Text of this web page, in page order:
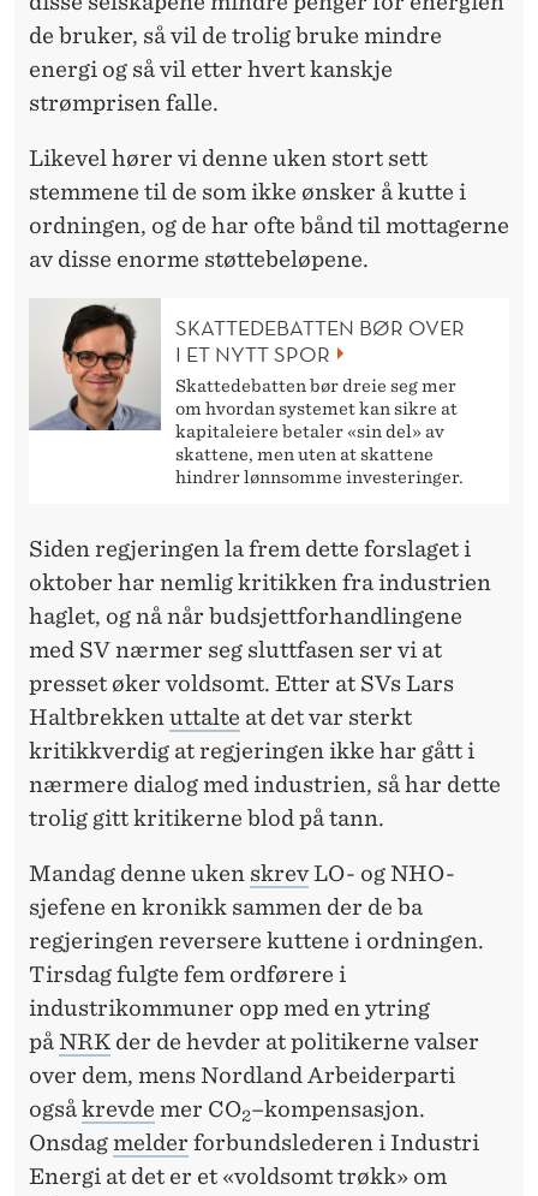
de bruker, så vil de trolig bruke mindre
energi og så vil etter hvert kanskje
strømprisen falle.
Likevel hører vi denne uken stort sett
stemmene til de som ikke ønsker å kutte i
ordningen, og de har ofte bånd til mottagerne
av disse enorme støttebeløpene.
SKATTEDEBATTEN BØR OVER
I ET NYTT SPOR
Skattedebatten bør dreie seg mer
om hvordan systemet kan sikre at
kapitaleiere betaler «sin del» av
skattene, men uten at skattene
hindrer lønnsomme investeringer.
Siden regjeringen la frem dette forslaget i
oktober har nemlig kritikken fra industrien
haglet, og nå når budsjettforhandlingene
med SV nærmer seg sluttfasen ser vi at
presset øker voldsomt. Etter at SVs Lars
Haltbrekkenuttalte at det var sterkt
kritikkverdig at regjeringen ikke har gått i
nærmere dialog med industrien, så har dette
trolig gitt kritikerne blod på tann.
Mandag denne uken skrevLO- og NHO-
sjefene en kronikk sammen der de ba
regjeringen reversere kuttene i ordningen.
Tirsdag fulgte fem ordførere i
industrikommuner opp med en ytring
påNRK der de hevder at politikerne valser
over dem, mens Nordland Arbeiderparti
ogsåkrevde mer CO2–kompensasjon.
Onsdagmelder forbundslederen i Industri
Energi at det er et «voldsomt trøkk» om